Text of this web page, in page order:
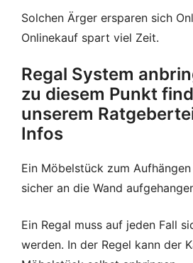
Solchen Ärger ersparen sich
Onlinekauf spart viel Zeit.
Regal System
zu diesem Punkt
unserem
Infos
Ein Möbelstück zum
sicher an die Wand
Ein Regal muss auf jeden Fall
werden. In der Regel kann der